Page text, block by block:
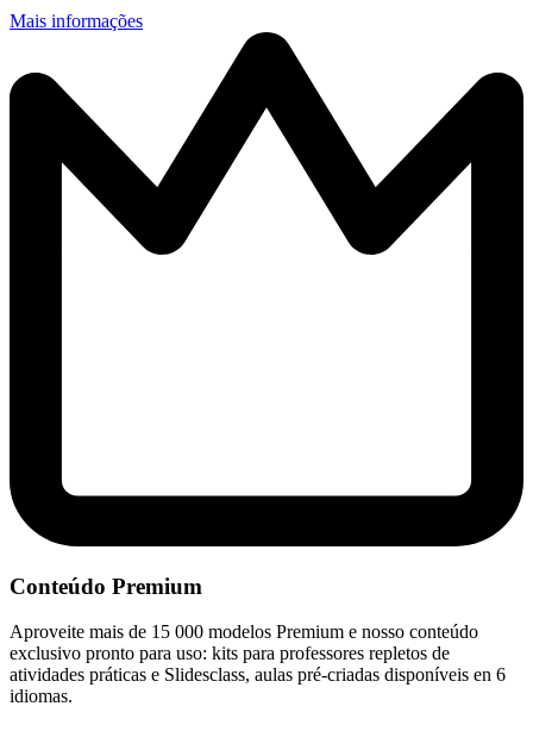
Mais informações
Conteúdo Premium
Aproveite mais de 15 000 modelos Premium e nosso conteúdo
exclusivo pronto para uso: kits para professores repletos de
atividades práticas e Slidesclass, aulas pré-criadas disponíveis en 6
idiomas.